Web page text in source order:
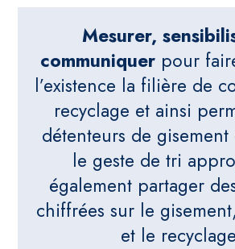
Mesurer,
communiquer pour
l’existence la filière de
recyclage et ainsi
détenteurs de gisement
le geste de tri
également partager
chiffrées sur le
et le